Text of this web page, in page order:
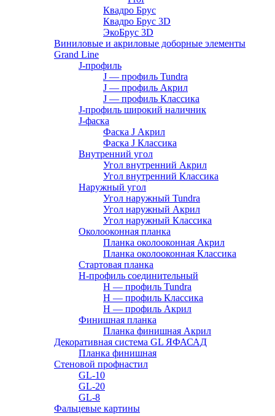
Квадро Брус
Квадро Брус 3D
ЭкоБрус 3D
Виниловые и акриловые доборные элементы
Grand Line
J-профиль
J — профиль Tundra
J — профиль Акрил
J — профиль Классика
J-профиль широкий наличник
J-фаска
Фаска J Акрил
Фаска J Классика
Внутренний угол
Угол внутренний Акрил
Угол внутренний Классика
Наружный угол
Угол наружный Tundra
Угол наружный Акрил
Угол наружный Классика
Околооконная планка
Планка околооконная Акрил
Планка околооконная Классика
Стартовая планка
H-профиль соединительный
Н — профиль Tundra
H — профиль Классика
Н — профиль Акрил
Финишная планка
Планка финишная Акрил
Декоративная система GL ЯФАСАД
Планка финишная
Стеновой профнастил
GL-10
GL-20
GL-8
Фальцевые картины